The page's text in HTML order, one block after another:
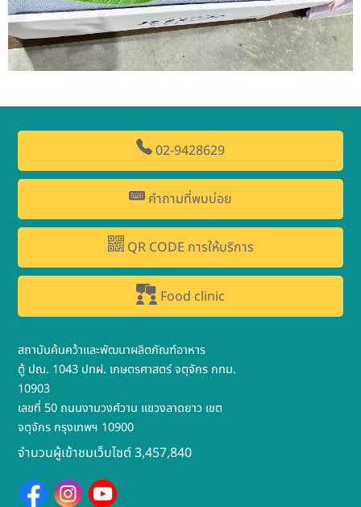
02-9428629
คำถามที่พบบ่อย
QR CODE การให้บริการ
Food clinic
สถาบันค้นคว้าและพัฒนาผลิตภัณฑ์อาหาร
ตู้ ปณ. 1043 ปทฝ. เกษตรศาสตร์ จตุจักร กทม.
10903
เลขที่ 50 ถนนงามวงศ์วาน แขวงลาดยาว เขต
จตุจักร กรุงเทพฯ 10900
จำนวนผู้เข้าชมเว็บไซต์ 3,457,840